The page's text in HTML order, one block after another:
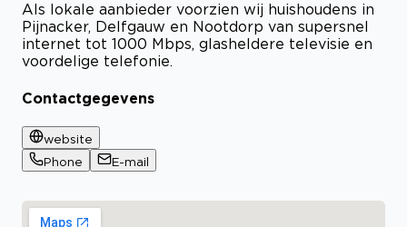
Als lokale aanbieder voorzien wij huishoudens in
Pijnacker, Delfgauw en Nootdorp van supersnel
internet tot 1000 Mbps, glasheldere televisie en
voordelige telefonie.
Contactgegevens
website
Phone
E-mail